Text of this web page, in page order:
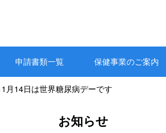
申請書類一覧 保健事業のご案内
月14日は世界糖尿病デーです
お知らせ